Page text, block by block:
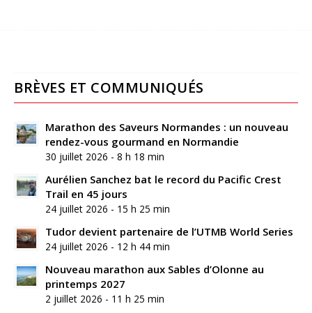
BRÈVES ET COMMUNIQUÉS
Marathon des Saveurs Normandes : un nouveau
rendez-vous gourmand en Normandie
30 juillet 2026 - 8 h 18 min
Aurélien Sanchez bat le record du Pacific Crest
Trail en 45 jours
24 juillet 2026 - 15 h 25 min
Tudor devient partenaire de l’UTMB World Series
24 juillet 2026 - 12 h 44 min
Nouveau marathon aux Sables d’Olonne au
printemps 2027
2 juillet 2026 - 11 h 25 min